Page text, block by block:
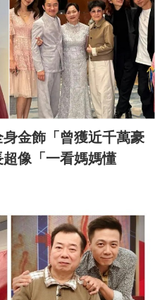
金飾「曾獲近千萬豪
像「一看媽媽懂